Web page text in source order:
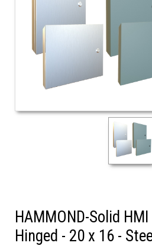
HAMMOND-Solid
Hinged - 20 x 16 -